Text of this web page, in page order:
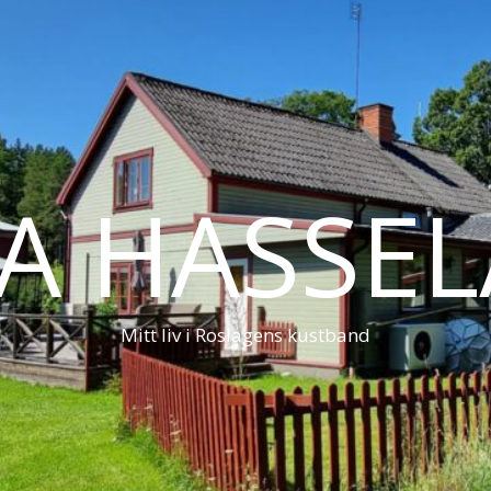
Mitt liv i Roslagens kustband